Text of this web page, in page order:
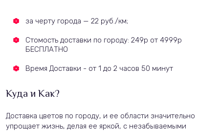
за черту города — 22 руб./км;
Стомость доставки по городу: 249р от 4999р
БЕСПЛАТНО
Время Доставки - от 1 до 2 часов 50 минут
Куда и Как?
Доставка цветов по городу, и ее области значительно
упрощает жизнь, делая ее яркой, с незабываемыми